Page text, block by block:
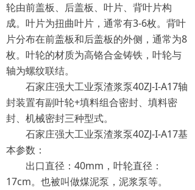
轮由前盖板、后盖板、叶片、背叶片构
成。叶片为扭曲叶片，通常有3-6枚。背叶
片分布在前盖板和后盖板的外侧，通常为8
枚。叶轮的材质为高铬合金铸铁，叶轮与
轴为螺纹联结。
石家庄强大工业泵渣浆泵40ZJ-I-A17轴
封装置有副叶轮+填料组合密封、填料密
封、机械密封三种型式。
石家庄强大工业泵渣浆泵40ZJ-I-A17基
本参数：
出口直径：40mm，叶轮直径：
17cm。也被叫做煤泥泵，泥浆泵等。